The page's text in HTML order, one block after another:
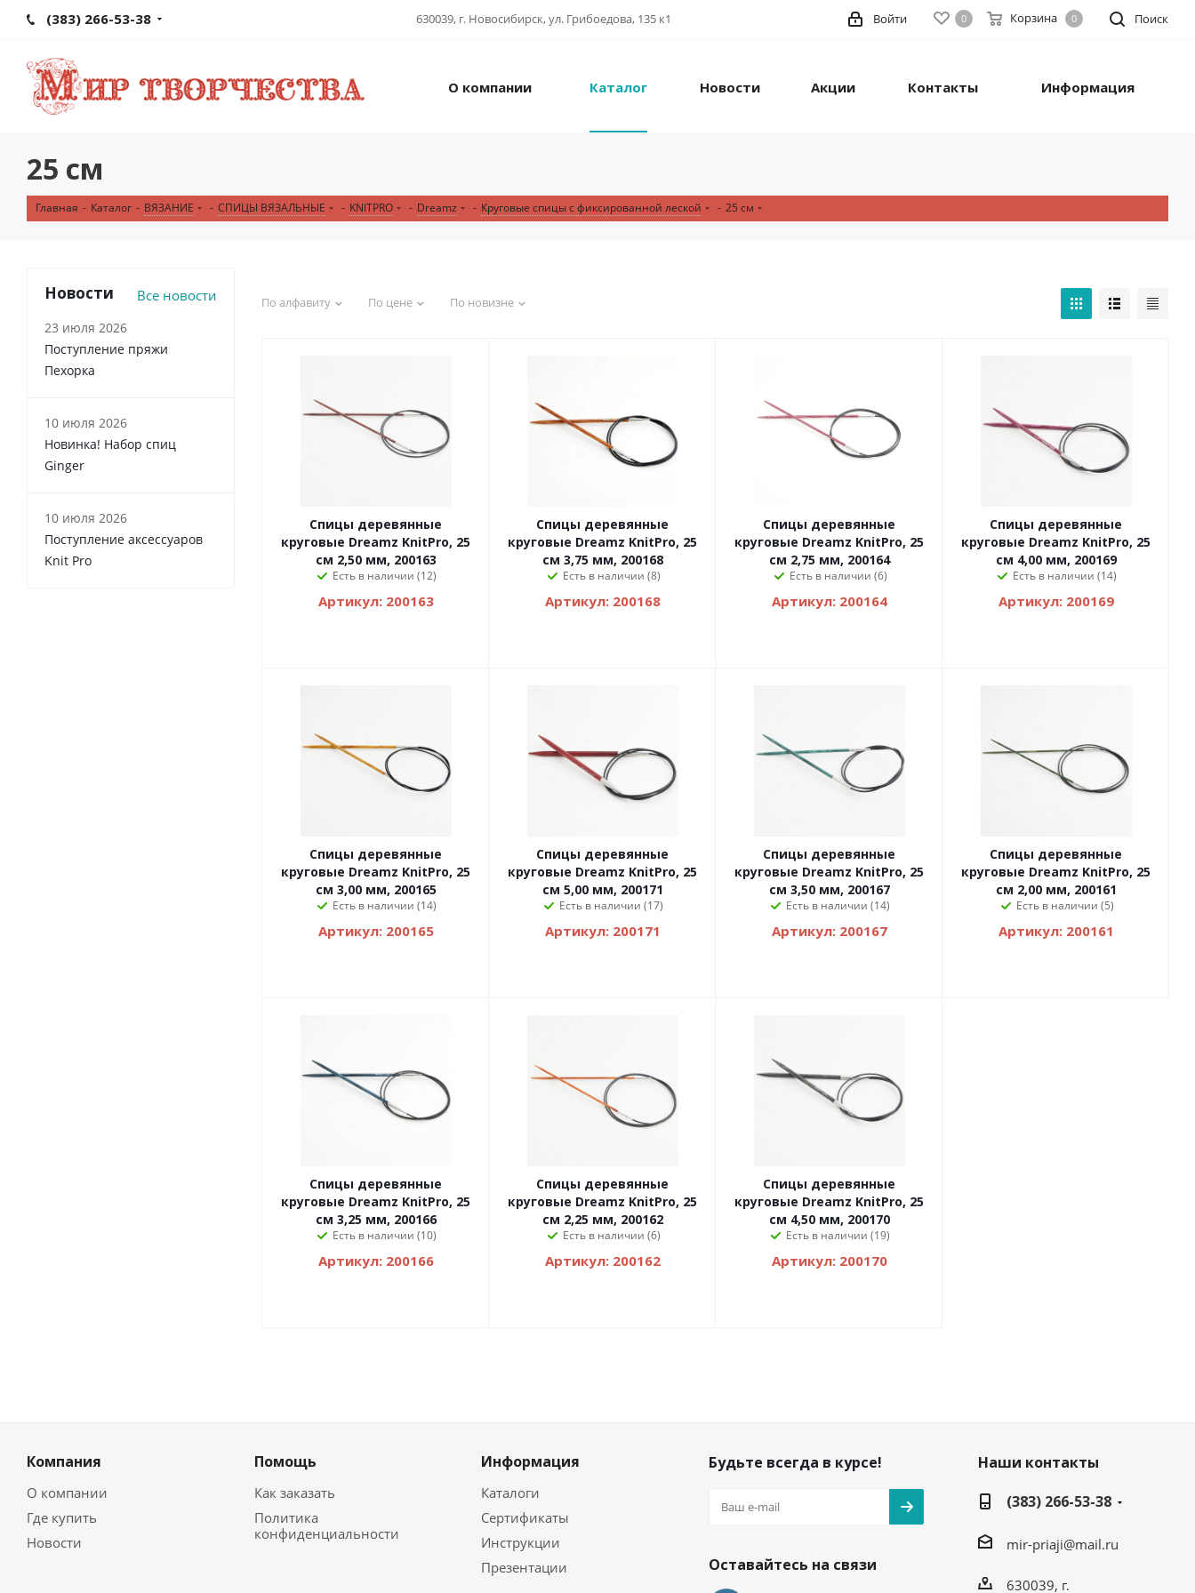
(383) 266-53-38 630039, г. Новосибирск, ул. Грибоедова, 135 к1 Поиск
0 Корзина 0
Войти
О компании Каталог Новости Акции Контакты Информация
25 см
Главная - Каталог - ВЯЗАНИЕ - СПИЦЫ ВЯЗАЛЬНЫЕ - KNITPRO - Dreamz - Круговые спицы с фиксированной леской - 25 см
По алфавиту По цене По новизне
Спицы деревянные
круговые Dreamz KnitPro, 25
см 2,50 мм, 200163
Есть в наличии (12)
Артикул: 200163
Спицы деревянные
круговые Dreamz KnitPro, 25
см 3,75 мм, 200168
Есть в наличии (8)
Артикул: 200168
Спицы деревянные
круговые Dreamz KnitPro, 25
см 2,75 мм, 200164
Есть в наличии (6)
Артикул: 200164
Спицы деревянные
круговые Dreamz KnitPro, 25
см 4,00 мм, 200169
Есть в наличии (14)
Артикул: 200169
Спицы деревянные
круговые Dreamz KnitPro, 25
см 3,00 мм, 200165
Есть в наличии (14)
Артикул: 200165
Спицы деревянные
круговые Dreamz KnitPro, 25
см 5,00 мм, 200171
Есть в наличии (17)
Артикул: 200171
Спицы деревянные
круговые Dreamz KnitPro, 25
см 3,50 мм, 200167
Есть в наличии (14)
Артикул: 200167
Спицы деревянные
круговые Dreamz KnitPro, 25
см 2,00 мм, 200161
Есть в наличии (5)
Артикул: 200161
Спицы деревянные
круговые Dreamz KnitPro, 25
см 3,25 мм, 200166
Есть в наличии (10)
Артикул: 200166
Спицы деревянные
круговые Dreamz KnitPro, 25
см 2,25 мм, 200162
Есть в наличии (6)
Артикул: 200162
Спицы деревянные
круговые Dreamz KnitPro, 25
см 4,50 мм, 200170
Есть в наличии (19)
Артикул: 200170
Новости Все новости
23 июля 2026
Поступление пряжи
Пехорка
10 июля 2026
Новинка! Набор спиц
Ginger
10 июля 2026
Поступление аксессуаров
Knit Pro
Компания
О компании
Где купить
Новости
Помощь
Как заказать
Политика
конфиденциальности
Информация
Каталоги
Сертификаты
Инструкции
Презентации
Будьте всегда в курсе!
Оставайтесь на связи
Наши контакты
(383) 266-53-38
mir-priaji@mail.ru
630039, г.